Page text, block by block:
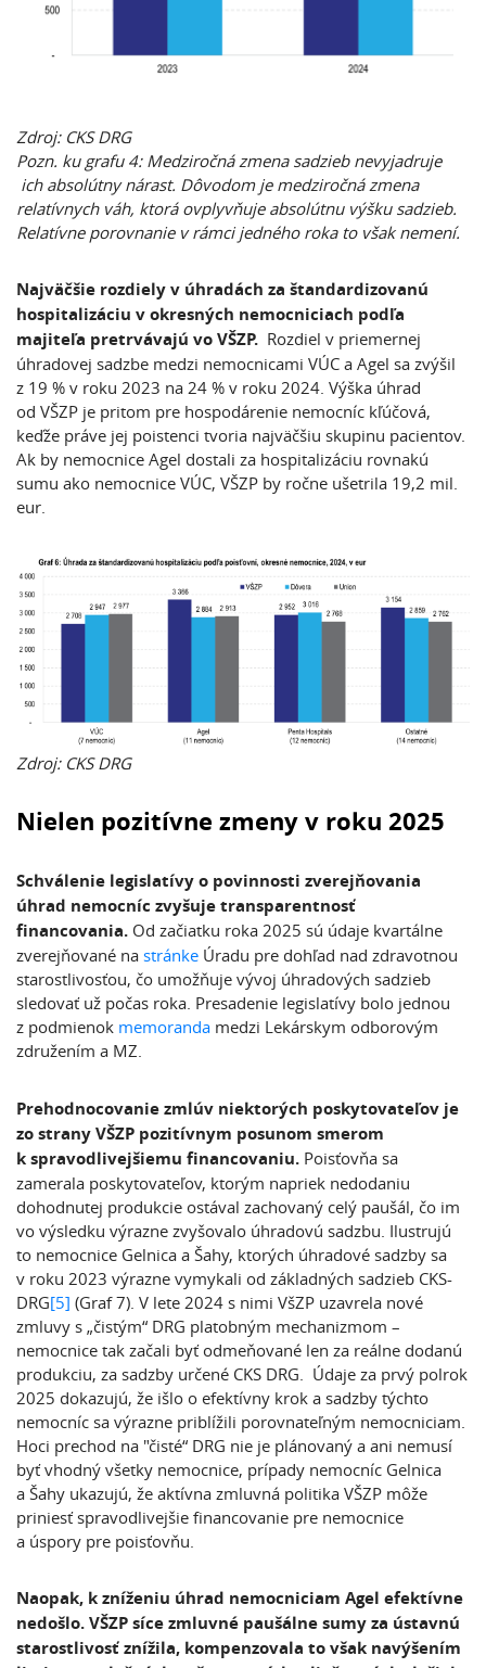
Zdroj: CKS DRG
Pozn. ku grafu 4: Medziročná zmena sadzieb nevyjadruje
ich absolútny nárast. Dôvodom je medziročná zmena
relatívnych váh, ktorá ovplyvňuje absolútnu výšku sadzieb.
Relatívne porovnanie v rámci jedného roka to však nemení.
Najväčšie rozdiely v úhradách za štandardizovanú
hospitalizáciu v okresných nemocniciach podľa
majiteľa pretrvávajú vo VŠZP. Rozdiel v priemernej
úhradovej sadzbe medzi nemocnicami VÚC a Agel sa zvýšil
z 19 % v roku 2023 na 24 % v roku 2024. Výška úhrad
od VŠZP je pritom pre hospodárenie nemocníc kľúčová,
keďže práve jej poistenci tvoria najväčšiu skupinu pacientov.
Ak by nemocnice Agel dostali za hospitalizáciu rovnakú
sumu ako nemocnice VÚC, VŠZP by ročne ušetrila 19,2 mil.
eur.
Zdroj: CKS DRG
Nielen pozitívne zmeny v roku 2025
Schválenie legislatívy o povinnosti zverejňovania
úhrad nemocníc zvyšuje transparentnosť
financovania. Od začiatku roka 2025 sú údaje kvartálne
zverejňované na stránke Úradu pre dohľad nad zdravotnou
starostlivosťou, čo umožňuje vývoj úhradových sadzieb
sledovať už počas roka. Presadenie legislatívy bolo jednou
z podmienok memoranda medzi Lekárskym odborovým
združením a MZ.
Prehodnocovanie zmlúv niektorých poskytovateľov je
zo strany VŠZP pozitívnym posunom smerom
k spravodlivejšiemu financovaniu. Poisťovňa sa
zamerala poskytovateľov, ktorým napriek nedodaniu
dohodnutej produkcie ostával zachovaný celý paušál, čo im
vo výsledku výrazne zvyšovalo úhradovú sadzbu. Ilustrujú
to nemocnice Gelnica a Šahy, ktorých úhradové sadzby sa
v roku 2023 výrazne vymykali od základných sadzieb CKS-
DRG[5] (Graf 7). V lete 2024 s nimi VšZP uzavrela nové
zmluvy s „čistým“ DRG platobným mechanizmom –
nemocnice tak začali byť odmeňované len za reálne dodanú
produkciu, za sadzby určené CKS DRG. Údaje za prvý polrok
2025 dokazujú, že išlo o efektívny krok a sadzby týchto
nemocníc sa výrazne priblížili porovnateľným nemocniciam.
Hoci prechod na "čisté“ DRG nie je plánovaný a ani nemusí
byť vhodný všetky nemocnice, prípady nemocníc Gelnica
a Šahy ukazujú, že aktívna zmluvná politika VŠZP môže
priniesť spravodlivejšie financovanie pre nemocnice
a úspory pre poisťovňu.
Naopak, k zníženiu úhrad nemocniciam Agel efektívne
nedošlo. VŠZP síce zmluvné paušálne sumy za ústavnú
starostlivosť znížila, kompenzovala to však navýšením